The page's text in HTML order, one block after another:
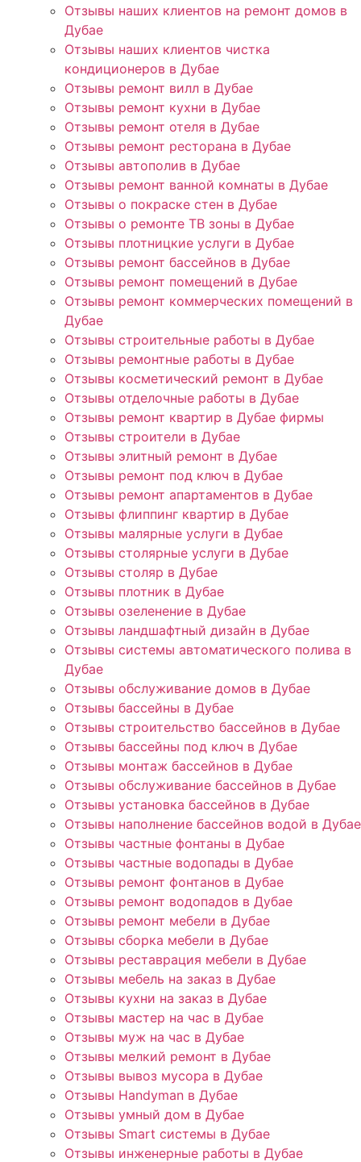
Отзывы наших клиентов на ремонт домов в
Дубае
Отзывы наших клиентов чистка
кондиционеров в Дубае
Отзывы ремонт вилл в Дубае
Отзывы ремонт кухни в Дубае
Отзывы ремонт отеля в Дубае
Отзывы ремонт ресторана в Дубае
Отзывы автополив в Дубае
Отзывы ремонт ванной комнаты в Дубае
Отзывы о покраске стен в Дубае
Отзывы о ремонте ТВ зоны в Дубае
Отзывы плотницкие услуги в Дубае
Отзывы ремонт бассейнов в Дубае
Отзывы ремонт помещений в Дубае
Отзывы ремонт коммерческих помещений в
Дубае
Отзывы строительные работы в Дубае
Отзывы ремонтные работы в Дубае
Отзывы косметический ремонт в Дубае
Отзывы отделочные работы в Дубае
Отзывы ремонт квартир в Дубае фирмы
Отзывы строители в Дубае
Отзывы элитный ремонт в Дубае
Отзывы ремонт под ключ в Дубае
Отзывы ремонт апартаментов в Дубае
Отзывы флиппинг квартир в Дубае
Отзывы малярные услуги в Дубае
Отзывы столярные услуги в Дубае
Отзывы столяр в Дубае
Отзывы плотник в Дубае
Отзывы озеленение в Дубае
Отзывы ландшафтный дизайн в Дубае
Отзывы системы автоматического полива в
Дубае
Отзывы обслуживание домов в Дубае
Отзывы бассейны в Дубае
Отзывы строительство бассейнов в Дубае
Отзывы бассейны под ключ в Дубае
Отзывы монтаж бассейнов в Дубае
Отзывы обслуживание бассейнов в Дубае
Отзывы установка бассейнов в Дубае
Отзывы наполнение бассейнов водой в Дубае
Отзывы частные фонтаны в Дубае
Отзывы частные водопады в Дубае
Отзывы ремонт фонтанов в Дубае
Отзывы ремонт водопадов в Дубае
Отзывы ремонт мебели в Дубае
Отзывы сборка мебели в Дубае
Отзывы реставрация мебели в Дубае
Отзывы мебель на заказ в Дубае
Отзывы кухни на заказ в Дубае
Отзывы мастер на час в Дубае
Отзывы муж на час в Дубае
Отзывы мелкий ремонт в Дубае
Отзывы вывоз мусора в Дубае
Отзывы Handyman в Дубае
Отзывы умный дом в Дубае
Отзывы Smart системы в Дубае
Отзывы инженерные работы в Дубае